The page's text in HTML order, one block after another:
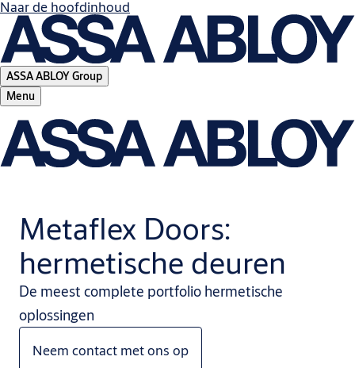
Naar de hoofdinhoud
ASSA ABLOY Group
Menu
Metaflex Doors:
hermetische deuren
De meest complete portfolio hermetische
oplossingen
Neem contact met ons op